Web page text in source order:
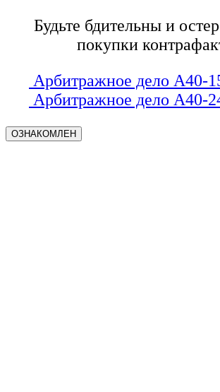
Будьте бдительны и
покупки
Арбитражное дело А40-
Арбитражное дело А40-
ОЗНАКОМЛЕН